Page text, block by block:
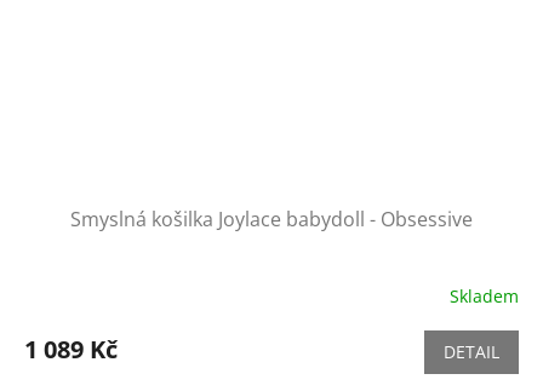
Smyslná košilka Joylace babydoll - Obsessive
Skladem
1 089 Kč DETAIL